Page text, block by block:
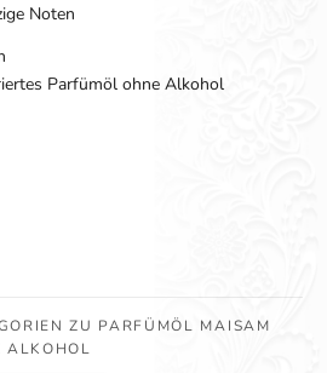
Noten
Parfümöl ohne Alkohol
ZU PARFÜMÖL MAISAM
ALKOHOL